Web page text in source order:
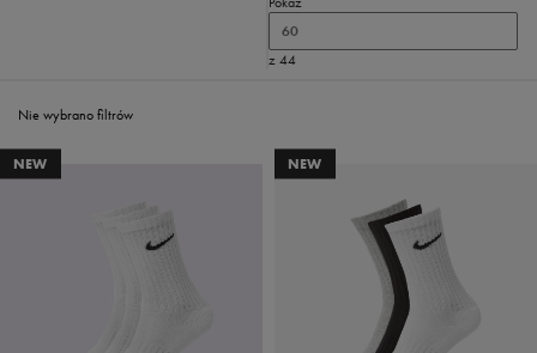
60
z 44
Nie wybrano filtrów
NEW NEW